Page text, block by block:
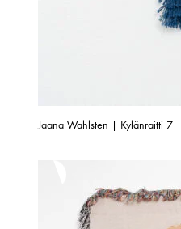
Jaana Wahlsten | Kylänraitti 7